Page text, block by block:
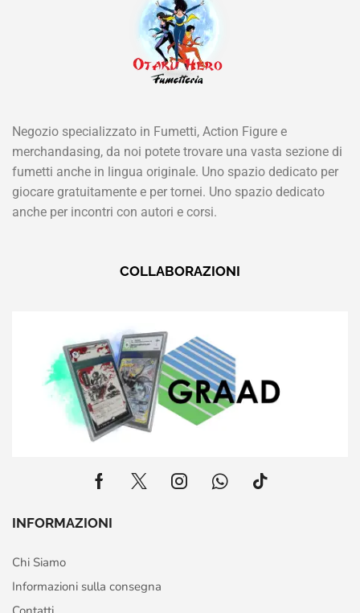
Negozio specializzato in Fumetti, Action Figure e
merchandasing, da noi potete trovare una vasta sezione di
fumetti anche in lingua originale. Uno spazio dedicato per
giocare gratuitamente e per tornei. Uno spazio dedicato
anche per incontri con autori e corsi.
COLLABORAZIONI
INFORMAZIONI
Chi Siamo
Informazioni sulla consegna